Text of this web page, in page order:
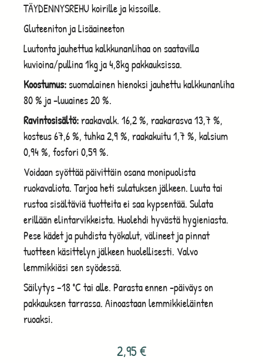
TÄYDENNYSREHU koirille ja kissoille.
Gluteeniton ja Lisäaineeton
Luutonta jauhettua kalkkunanlihaa on saatavilla
kuvioina/pullina 1kg ja 4,8kg pakkauksissa.
Koostumus: suomalainen hienoksi jauhettu kalkkunanliha
80 % ja -luuaines 20 %.
Ravintosisältö: raakavalk. 16,2 %, raakarasva 13,7 %,
kosteus 67,6 %, tuhka 2,9 %, raakakuitu 1,7 %, kalsium
0,94 %, fosfori 0,59 %.
Voidaan syöttää päivittäin osana monipuolista
ruokavaliota. Tarjoa heti sulatuksen jälkeen. Luuta tai
rustoa sisältäviä tuotteita ei saa kypsentää. Sulata
erillään elintarvikkeista. Huolehdi hyvästä hygieniasta.
Pese kädet ja puhdista työkalut, välineet ja pinnat
tuotteen käsittelyn jälkeen huolellisesti. Valvo
lemmikkiäsi sen syödessä.
Säilytys –18 ˚C tai alle. Parasta ennen -päiväys on
pakkauksen tarrassa. Ainoastaan lemmikkieläinten
ruoaksi.
2,95€